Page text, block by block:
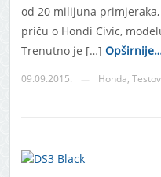
od 20 milijuna primjeraka,
priču o Hondi Civic,
Trenutno je […]
09.09.2015. Honda,